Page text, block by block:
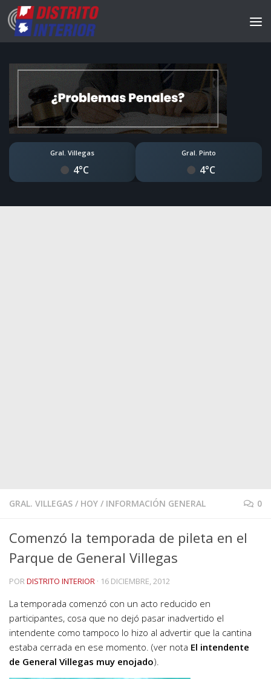
Gral. Villegas
4°C
Gral. Pinto
4°C
GRAL. VILLEGAS / HOY / INFORMACIÓN GENERAL 0
Comenzó la temporada de pileta en el
Parque de General Villegas
PORDISTRITO INTERIOR · 16 DICIEMBRE, 2012
La temporada comenzó con un acto reducido en
participantes, cosa que no dejó pasar inadvertido el
intendente como tampoco lo hizo al advertir que la cantina
estaba cerrada en ese momento. (ver nota El intendente
de General Villegas muy enojado).